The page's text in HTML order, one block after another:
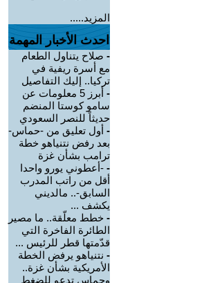
المزيد.....
احدث الأخبار المهمة
- صلاح يتناول الطعام
مع أسرة ريفية في
تركيا.. إليك التفاصيل
-
أبرز 5 معلومات عن
سامو كوستا المنضم
حديثاً للنصر السعودي
- أول تعليق من -حماس-
بعد رفض نتنياهو خطة
ترامب بشأن غزة
- -أعطوني يورو واحدا
أقل من راتب المدرب
السابق-.. مالديني
يكشف ...
- خطط معلّقة.. ما مصير
الطائرة الفاخرة التي
قدّمتها قطر للرئيس ...
- نتنياهو يرفض الخطة
الأمريكية بشأن غزة..
وحماس تدعو للضغط